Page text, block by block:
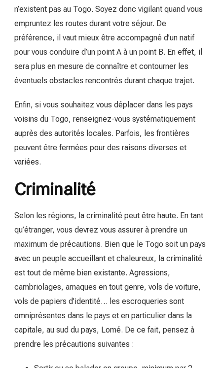
n’existent pas au Togo. Soyez donc vigilant quand vous
empruntez les routes durant votre séjour. De
préférence, il vaut mieux être accompagné d’un natif
pour vous conduire d’un point A à un point B. En effet, il
sera plus en mesure de connaître et contourner les
éventuels obstacles rencontrés durant chaque trajet.
Enfin, si vous souhaitez vous déplacer dans les pays
voisins du Togo, renseignez-vous systématiquement
auprès des autorités locales. Parfois, les frontières
peuvent être fermées pour des raisons diverses et
variées.
Criminalité
Selon les régions, la criminalité peut être haute. En tant
qu’étranger, vous devrez vous assurer à prendre un
maximum de précautions. Bien que le Togo soit un pays
avec un peuple accueillant et chaleureux, la criminalité
est tout de même bien existante. Agressions,
cambriolages, arnaques en tout genre, vols de voiture,
vols de papiers d’identité… les escroqueries sont
omniprésentes dans le pays et en particulier dans la
capitale, au sud du pays, Lomé. De ce fait, pensez à
prendre les précautions suivantes :